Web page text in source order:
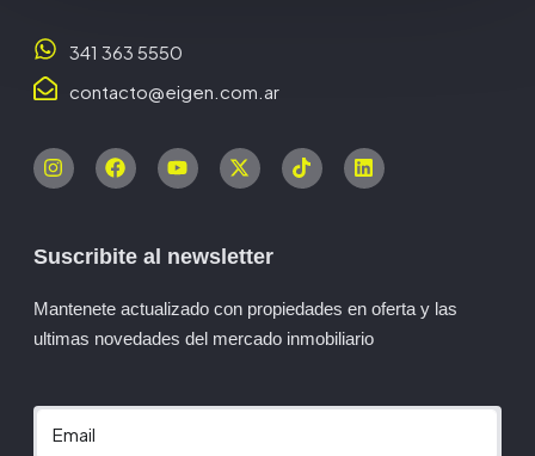
341 363 5550
contacto@eigen.com.ar
Suscribite al newsletter
Mantenete actualizado con propiedades en oferta y las
ultimas novedades del mercado inmobiliario